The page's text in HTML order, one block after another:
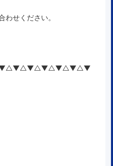
わせください。